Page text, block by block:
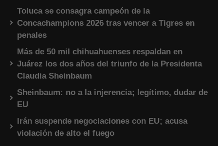
Toluca se consagra campeón de la
Concachampions 2026 tras vencer a Tigres en
penales
Más de 50 mil chihuahuenses respaldan en
Juárez los dos años del triunfo de la Presidenta
Claudia Sheinbaum
Sheinbaum: no a la injerencia; legítimo, dudar de
EU
Irán suspende negociaciones con EU; acusa
violación de alto el fuego